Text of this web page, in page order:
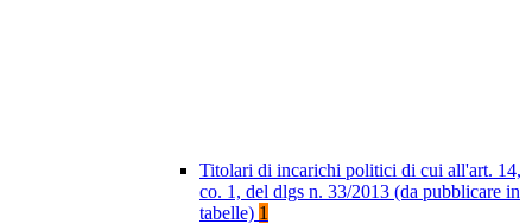
Titolari di incarichi politici di cui all'art. 14,
co. 1, del dlgs n. 33/2013 (da pubblicare in
tabelle) 1